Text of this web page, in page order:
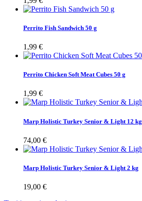
Perrito Fish Sandwich 50 g
1,99 €
Perrito Chicken Soft Meat Cubes 50 g
1,99 €
Marp Holistic Turkey Senior & Light 12 kg
74,00 €
Marp Holistic Turkey Senior & Light 2 kg
19,00 €